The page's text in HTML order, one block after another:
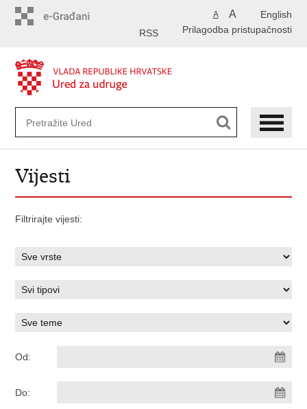
English
A A
Prilagodba pristupačnosti
RSS
Vijesti
Filtrirajte vijesti:
Od:
Do: